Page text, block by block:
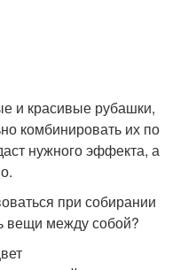
и красивые рубашки,
комбинировать их по
нужного эффекта, а
при собирании
вещи между собой?